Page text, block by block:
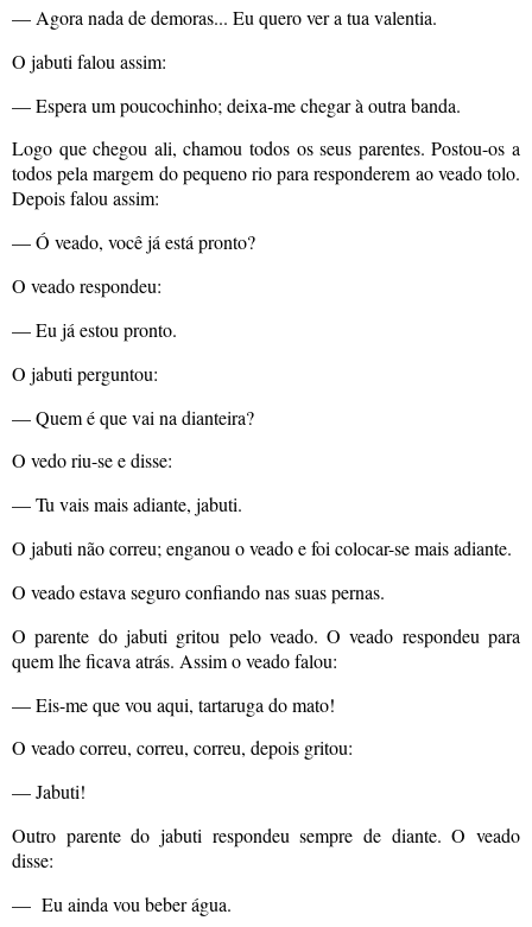
— Agora nada de demoras... Eu quero ver a tua valentia.
O jabuti falou assim:
— Espera um poucochinho; deixa-me chegar à outra banda.
Logo que chegou ali, chamou todos os seus parentes. Postou-os a
todos pela margem do pequeno rio para responderem ao veado tolo.
Depois falou assim:
— Ó veado, você já está pronto?
O veado respondeu:
— Eu já estou pronto.
O jabuti perguntou:
— Quem é que vai na dianteira?
O vedo riu-se e disse:
— Tu vais mais adiante, jabuti.
O jabuti não correu; enganou o veado e foi colocar-se mais adiante.
O veado estava seguro confiando nas suas pernas.
O parente do jabuti gritou pelo veado. O veado respondeu para
quem lhe ficava atrás. Assim o veado falou:
— Eis-me que vou aqui, tartaruga do mato!
O veado correu, correu, correu, depois gritou:
— Jabuti!
Outro parente do jabuti respondeu sempre de diante. O veado
disse:
— Eu ainda vou beber água.